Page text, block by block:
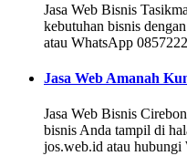
Jasa Web Bisnis
kebutuhan bisnis
atau WhatsApp
Jasa Web Amanah
Jasa Web Bisnis
bisnis Anda tampil di
jos.web.id atau hubungi